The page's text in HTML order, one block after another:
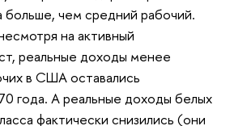
больше, чем средний рабочий.
на активный
реальные доходы менее
в США оставались
года. А реальные доходы белых
фактически снизились (они